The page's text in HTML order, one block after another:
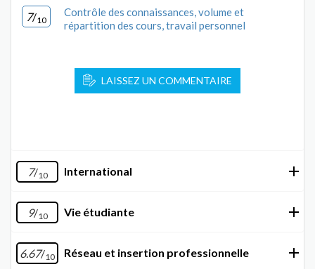
7/10
Contrôle des connaissances, volume et
répartition des cours, travail personnel
LAISSEZ UN COMMENTAIRE
7/10 International
9/10 Vie étudiante
6.67/10 Réseau et insertion professionnelle